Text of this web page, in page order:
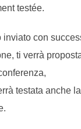
testée.
inviato con
ti verrà
testata anche